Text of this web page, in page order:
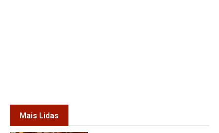
Mais Lidas